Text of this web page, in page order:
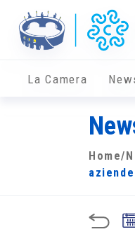
La Camera
Home/